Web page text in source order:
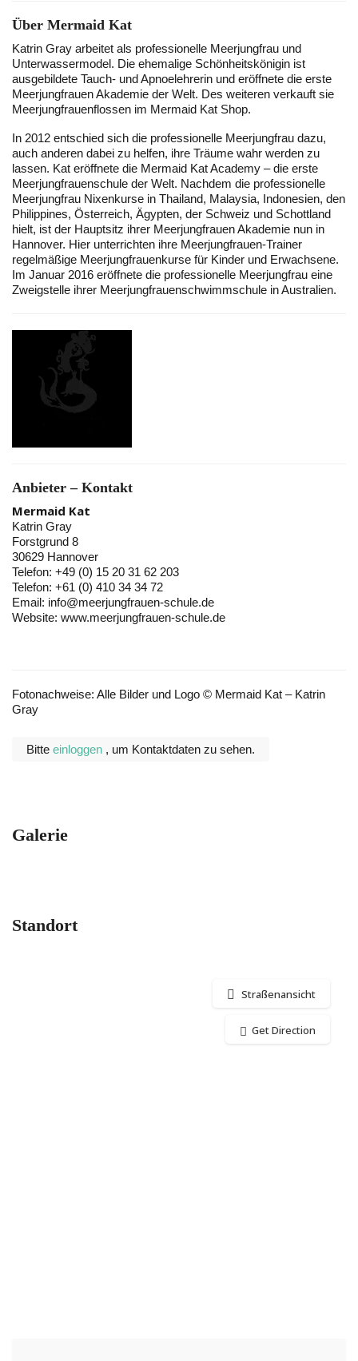
Über Mermaid Kat
Katrin Gray arbeitet als professionelle Meerjungfrau und
Unterwassermodel. Die ehemalige Schönheitskönigin ist
ausgebildete Tauch- und Apnoelehrerin und eröffnete die erste
Meerjungfrauen Akademie der Welt. Des weiteren verkauft sie
Meerjungfrauenflossen im Mermaid Kat Shop.
In 2012 entschied sich die professionelle Meerjungfrau dazu,
auch anderen dabei zu helfen, ihre Träume wahr werden zu
lassen. Kat eröffnete die Mermaid Kat Academy – die erste
Meerjungfrauenschule der Welt. Nachdem die professionelle
Meerjungfrau Nixenkurse in Thailand, Malaysia, Indonesien, den
Philippines, Österreich, Ägypten, der Schweiz und Schottland
hielt, ist der Hauptsitz ihrer Meerjungfrauen Akademie nun in
Hannover. Hier unterrichten ihre Meerjungfrauen-Trainer
regelmäßige Meerjungfrauenkurse für Kinder und Erwachsene.
Im Januar 2016 eröffnete die professionelle Meerjungfrau eine
Zweigstelle ihrer Meerjungfrauenschwimmschule in Australien.
Anbieter – Kontakt
Mermaid Kat
Katrin Gray
Forstgrund 8
30629 Hannover
Telefon: +49 (0) 15 20 31 62 203
Telefon: +61 (0) 410 34 34 72
Email: info@meerjungfrauen-schule.de
Website: www.meerjungfrauen-schule.de
Fotonachweise: Alle Bilder und Logo © Mermaid Kat – Katrin
Gray
Bitte einloggen , um Kontaktdaten zu sehen.
Galerie
Standort
Straßenansicht
Get Direction